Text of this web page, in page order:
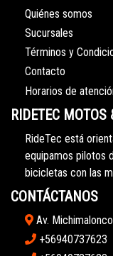
Quiénes somos
Sucursales
Términos y
Contacto
Horarios de
RIDETEC MOTOS
RideTec está
equipamos pilotos
bicicletas con las
CONTÁCTANOS
Av.
+56940737623